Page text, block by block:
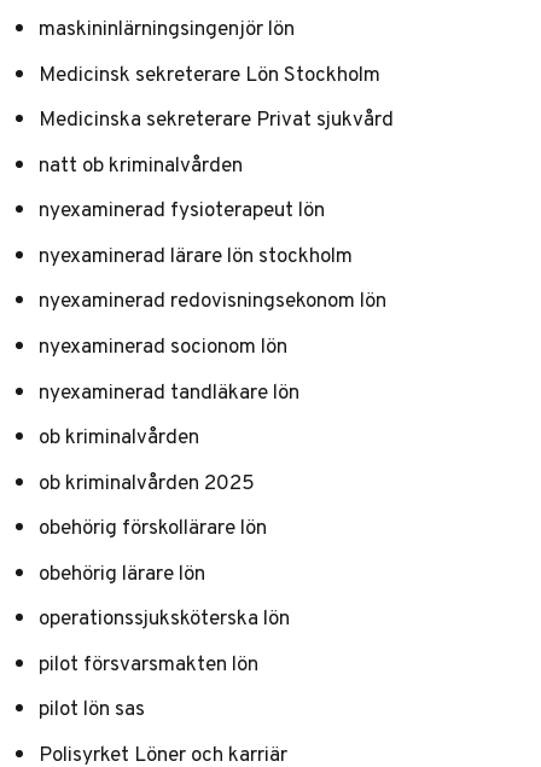
maskininlärningsingenjör lön
Medicinsk sekreterare Lön Stockholm
Medicinska sekreterare Privat sjukvård
natt ob kriminalvården
nyexaminerad fysioterapeut lön
nyexaminerad lärare lön stockholm
nyexaminerad redovisningsekonom lön
nyexaminerad socionom lön
nyexaminerad tandläkare lön
ob kriminalvården
ob kriminalvården 2025
obehörig förskollärare lön
obehörig lärare lön
operationssjuksköterska lön
pilot försvarsmakten lön
pilot lön sas
Polisyrket Löner och karriär